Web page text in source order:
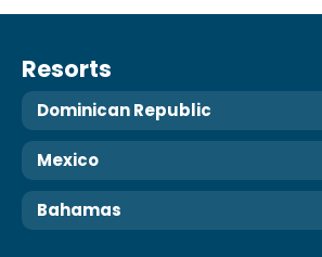
Resorts
Dominican Republic
Mexico
Bahamas